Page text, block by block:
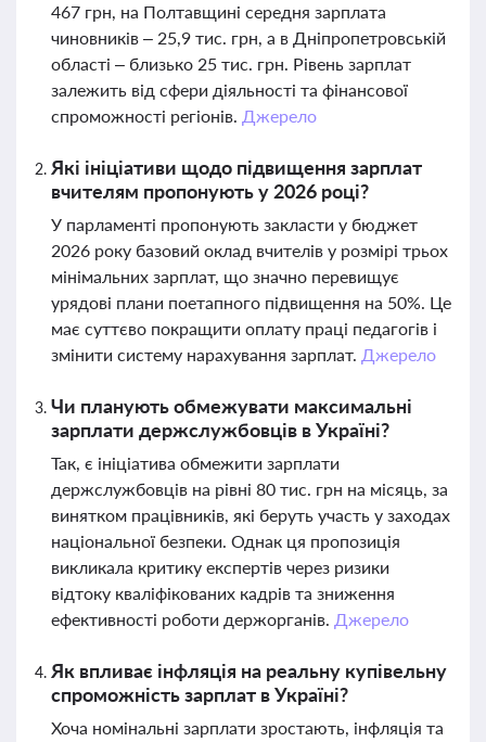
467 грн, на Полтавщині середня зарплата
чиновників – 25,9 тис. грн, а в Дніпропетровській
області – близько 25 тис. грн. Рівень зарплат
залежить від сфери діяльності та фінансової
спроможності регіонів. Джерело
Які ініціативи щодо підвищення зарплат
вчителям пропонують у 2026 році?
У парламенті пропонують закласти у бюджет
2026 року базовий оклад вчителів у розмірі трьох
мінімальних зарплат, що значно перевищує
урядові плани поетапного підвищення на 50%. Це
має суттєво покращити оплату праці педагогів і
змінити систему нарахування зарплат. Джерело
Чи планують обмежувати максимальні
зарплати держслужбовців в Україні?
Так, є ініціатива обмежити зарплати
держслужбовців на рівні 80 тис. грн на місяць, за
винятком працівників, які беруть участь у заходах
національної безпеки. Однак ця пропозиція
викликала критику експертів через ризики
відтоку кваліфікованих кадрів та зниження
ефективності роботи держорганів. Джерело
Як впливає інфляція на реальну купівельну
спроможність зарплат в Україні?
Хоча номінальні зарплати зростають, інфляція та